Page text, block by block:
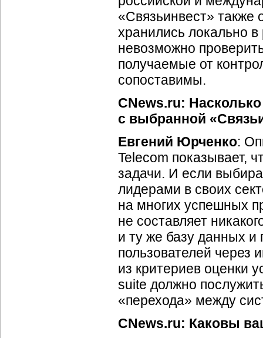
«Связьинвест»
хранились локально
невозможно
получаемые от
сопоставимы.
CNews.ru:
с выбранной
Евгений Юрченко:
Telecom показывает,
задачи. И если
лидерами в своих
на многих успешных
не составляет
и ту же базу данных
пользователей через
из критериев оценки
suite должно
«перехода» между
CNews.ru: Каковы